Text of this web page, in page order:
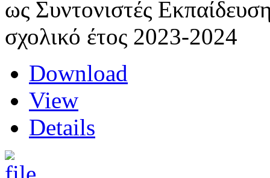
ως Συντονιστές
σχολικό έτος 2023-2024
Download
View
Details